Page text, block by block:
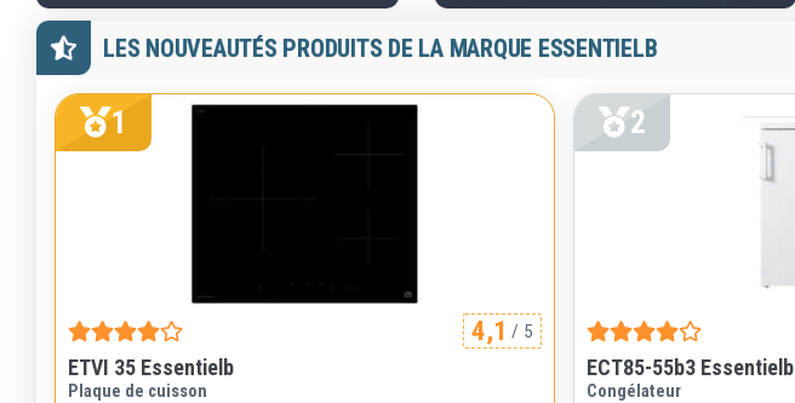
LES NOUVEAUTÉS PRODUITS DE LA MARQUE ESSENTIELB
1
4,1 / 5
ETVI 35 Essentielb
Plaque de cuisson
2
ECT85-55b3 Essentielb
Congélateur